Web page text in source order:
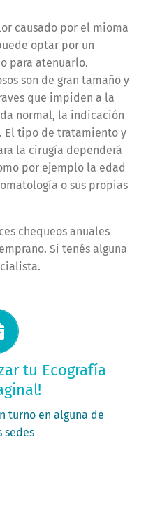
causado por el mioma
optar por un
para atenuarlo.
son de gran tamaño y
que impiden a la
normal, la indicación
El tipo de tratamiento y
la cirugía dependerá
por ejemplo la edad
o sus propias
chequeos anuales
Si tenés alguna
tu Ecografía
turno en alguna de
sedes
ahora